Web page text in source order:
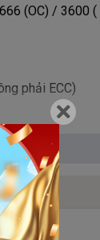
(OC) / 3600
phải ECC)